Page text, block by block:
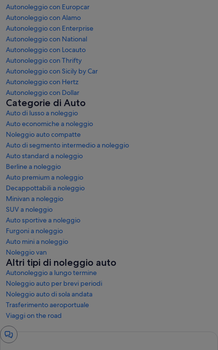
Autonoleggio con Europcar
Autonoleggio con Alamo
Autonoleggio con Enterprise
Autonoleggio con National
Autonoleggio con Locauto
Autonoleggio con Thrifty
Autonoleggio con Sicily by Car
Autonoleggio con Hertz
Autonoleggio con Dollar
Categorie di Auto
Auto di lusso a noleggio
Auto economiche a noleggio
Noleggio auto compatte
Auto di segmento intermedio a noleggio
Auto standard a noleggio
Berline a noleggio
Auto premium a noleggio
Decappottabili a noleggio
Minivan a noleggio
SUV a noleggio
Auto sportive a noleggio
Furgoni a noleggio
Auto mini a noleggio
Noleggio van
Altri tipi di noleggio auto
Autonoleggio a lungo termine
Noleggio auto per brevi periodi
Noleggio auto di sola andata
Trasferimento aeroportuale
Viaggi on the road
Finestra
della